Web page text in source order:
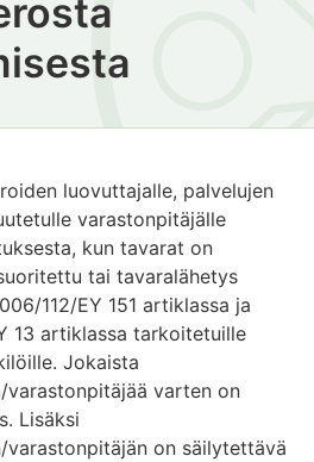
luovuttajalle, palvelujen
varastonpitäjälle
kun tavarat on
tai tavaralähetys
112/EY 151 artiklassa ja
13 artiklassa tarkoitetuille
Jokaista
varten on
Lisäksi
on säilytettävä